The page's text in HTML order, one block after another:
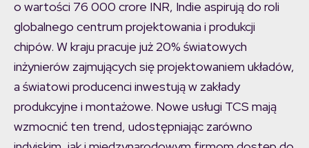
o wartości 76 000 crore INR, Indie aspirują do roli
globalnego centrum projektowania i produkcji
chipów. W kraju pracuje już 20% światowych
inżynierów zajmujących się projektowaniem układów,
a światowi producenci inwestują w zakłady
produkcyjne i montażowe. Nowe usługi TCS mają
wzmocnić ten trend, udostępniając zarówno